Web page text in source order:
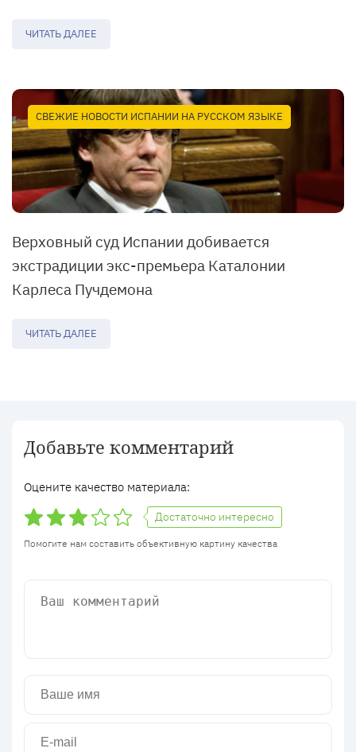
ЧИТАТЬ ДАЛЕЕ
СВЕЖИЕ НОВОСТИ ИСПАНИИ НА РУССКОМ ЯЗЫКЕ
Верховный суд Испании добивается
экстрадиции экс-премьера Каталонии
Карлеса Пучдемона
ЧИТАТЬ ДАЛЕЕ
Добавьте комментарий
Оцените качество материала:
Достаточно интересно
Помогите нам составить объективную картину качества